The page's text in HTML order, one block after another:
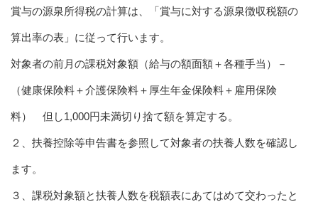
賞与の源泉所得税の計算は、「賞与に対する源泉徴収税額の
算出率の表」に従って行います。
対象者の前月の課税対象額（給与の額面額＋各種手当）－
（健康保険料＋介護保険料＋厚生年金保険料＋雇用保険
料） 但し1,000円未満切り捨て額を算定する。
２、扶養控除等申告書を参照して対象者の扶養人数を確認し
ます。
３、課税対象額と扶養人数を税額表にあてはめて交わったと